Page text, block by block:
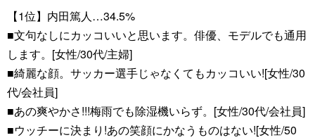
【1位】内田篤人…34.5%
■文句なしにカッコいいと思います。俳優、モデルでも通用
します。[女性/30代/主婦]
■綺麗な顔。サッカー選手じゃなくてもカッコいい![女性/30
代/会社員]
■あの爽やかさ!!!梅雨でも除湿機いらず。[女性/30代/会社員]
■ウッチーに決まり!あの笑顔にかなうものはない![女性/50